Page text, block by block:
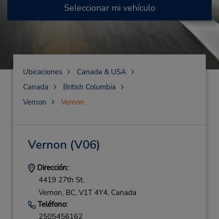
Seleccionar mi vehículo
Ubicaciones
Canada & USA
Canada
British Columbia
Vernon
Vernon
Vernon (V06)
Dirección:
4419 27th St,
Vernon, BC, V1T 4Y4, Canada
Teléfono:
2505456162